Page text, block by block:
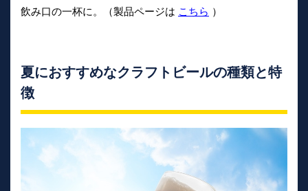
飲み口の一杯に。（製品ページは こちら ）
夏におすすめなクラフトビールの種類と特
徴